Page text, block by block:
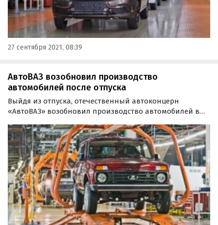
27 сентября 2021, 08:39
АвтоВАЗ возобновил производство
автомобилей после отпуска
Выйдя из отпуска, отечественный автоконцерн
«АвтоВАЗ» возобновил производство автомобилей в
этом в понедельник, 25 апреля, сообщает ТАСС со
ссылкой на пресс-службу компании.